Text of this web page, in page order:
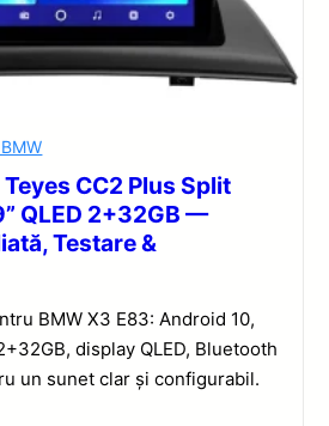
CC2 Plus Split
QLED 2+32GB —
Testare &
BMW X3 E83: Android 10,
display QLED, Bluetooth
un sunet clar și configurabil.